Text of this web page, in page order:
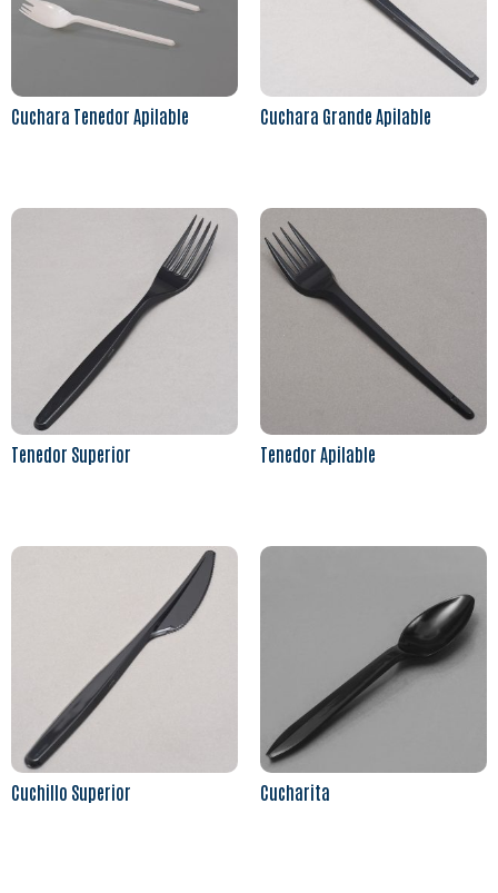
Cuchara Tenedor Apilable Cuchara Grande Apilable
Tenedor Superior Tenedor Apilable
Cuchillo Superior Cucharita